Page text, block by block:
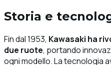
Storia e
Fin dal 1953, Kawasaki ha
due ruote, portando
ogni modello. La tecnologia